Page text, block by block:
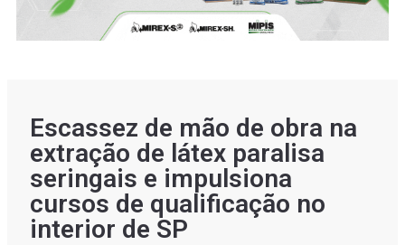
Escassez de mão de obra na
extração de látex paralisa
seringais e impulsiona
cursos de qualificação no
interior de SP